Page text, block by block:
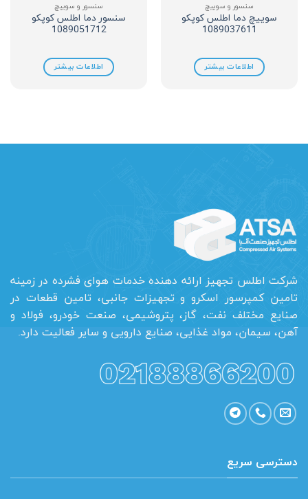
سنسور و سوییچ
سوییچ دما اطلس کوپکو
1089037611
اطلاعات بیشتر
سنسور و سوییچ
سنسور دما اطلس کوپکو
1089051712
اطلاعات بیشتر
شرکت اطلس تجهیز ارائه دهنده خدمات هوای فشرده در زمینه
تامین کمپرسور اسکرو و تجهیزات جانبی، تامین قطعات در
صنایع مختلف نفت، گاز، پتروشیمی، صنعت خودرو، فولاد و
آهن، سیمان، مواد غذایی، صنایع دارویی و سایر فعالیت دارد.
دسترسی سریع